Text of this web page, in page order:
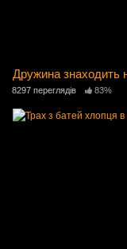
Дружина знаходить
8297 переглядів 83%